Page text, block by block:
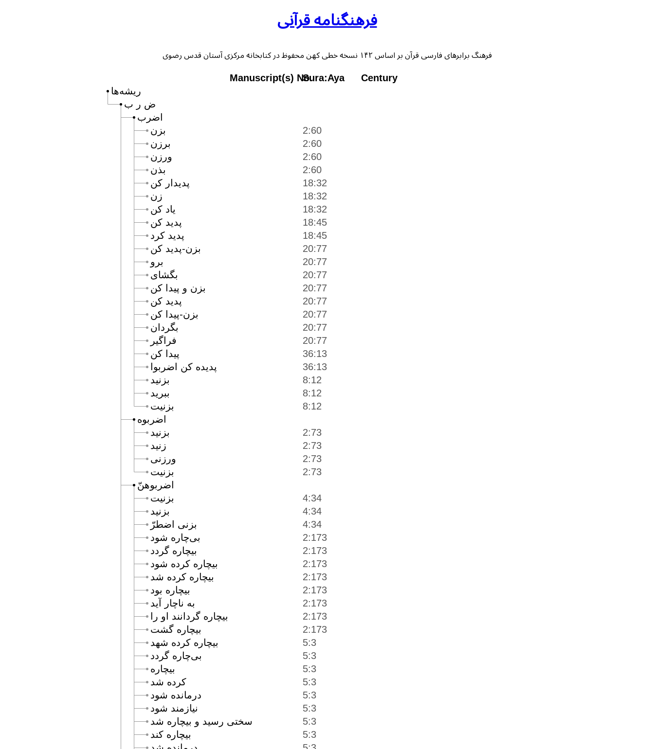
فرهنگنامه قرآنی
فرهنگ برابرهای فارسی قرآن بر اساس ۱۴۲ نسخه خطی کهن محفوظ در کتابخانه مرکزی آستان قدس رضوی
ریشه‌ها
ض ر ب
اضرب
اضربوه
اضربوهنّ
بزن 2:60
برزن 2:60
ورزن
2:60
بذن
2:60
پديدار كن 18:32
زن 18:32
ياد كن 18:32
پديد كن 18:45
پديد كرد 18:45
بزن-پديد كن 20:77
برو
20:77
بگشاى
20:77
بزن و پيدا كن 20:77
پديد كن 20:77
بزن-پيدا كن 20:77
بگردان 20:77
فراگير 20:77
پيدا كن 36:13
پديده كن اضربوا 36:13
بزنيد 8:12
ببريد 8:12
بزنيت 8:12
بزنيد 2:73
زنيد 2:73
ورزنى 2:73
بزنيت 2:73
بزنيت 4:34
بزنيد 4:34
بزنى اضطرّ 4:34
بى‌چاره شود 2:173
بيچاره گردد 2:173
بيچاره كرده شود 2:173
بيچاره كرده شد 2:173
بيچاره بود 2:173
به ناچار آيد 2:173
بيچاره گردانند او را 2:173
بيچاره گشت 2:173
بيچاره كرده شهد 5:3
بى‌چاره گردد 5:3
بيچاره 5:3
كرده شد 5:3
درمانده شود 5:3
نيازمند شود 5:3
سختى رسيد و بيچاره شد 5:3
بيچاره كند 5:3
Manuscript(s) No.Sura:Aya Century